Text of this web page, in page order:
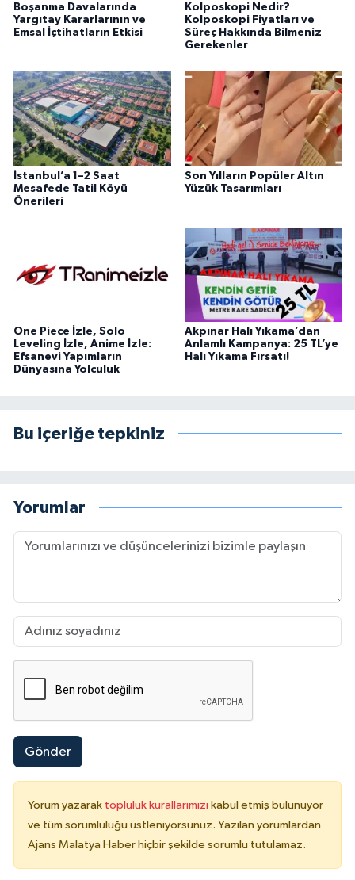
Boşanma Davalarında
Yargıtay Kararlarının ve
Emsal İçtihatların Etkisi
Kolposkopi Nedir?
Kolposkopi Fiyatları ve
Süreç Hakkında Bilmeniz
Gerekenler
İstanbul’a 1–2 Saat
Mesafede Tatil Köyü
Önerileri
Son Yılların Popüler Altın
Yüzük Tasarımları
One Piece İzle, Solo
Leveling İzle, Anime İzle:
Efsanevi Yapımların
Dünyasına Yolculuk
Akpınar Halı Yıkama’dan
Anlamlı Kampanya: 25 TL’ye
Halı Yıkama Fırsatı!
Bu içeriğe tepkiniz
Yorumlar
Gönder
Yorum yazarak topluluk kurallarımızı kabul etmiş bulunuyor
ve tüm sorumluluğu üstleniyorsunuz. Yazılan yorumlardan
Ajans Malatya Haber hiçbir şekilde sorumlu tutulamaz.